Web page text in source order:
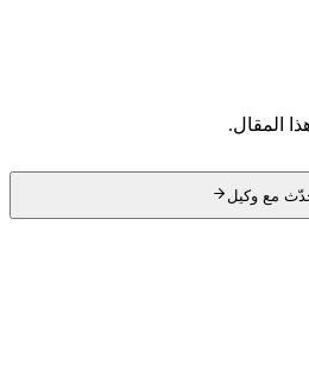
المقال.
مع وكيل